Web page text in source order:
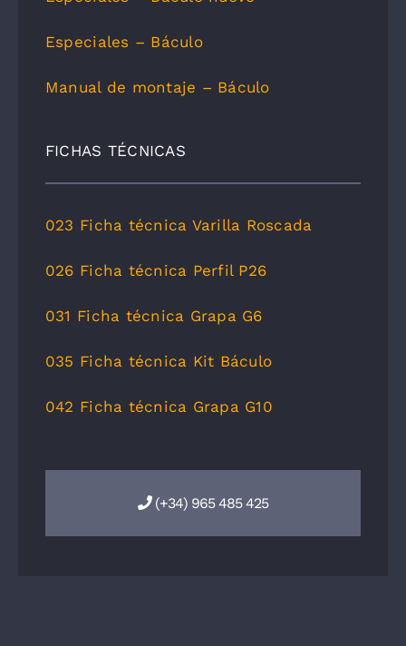
Especiales – Báculo
Manual de montaje – Báculo
FICHAS TÉCNICAS
023 Ficha técnica Varilla Roscada
026 Ficha técnica Perfil P26
031 Ficha técnica Grapa G6
035 Ficha técnica Kit Báculo
042 Ficha técnica Grapa G10
(+34) 965 485 425